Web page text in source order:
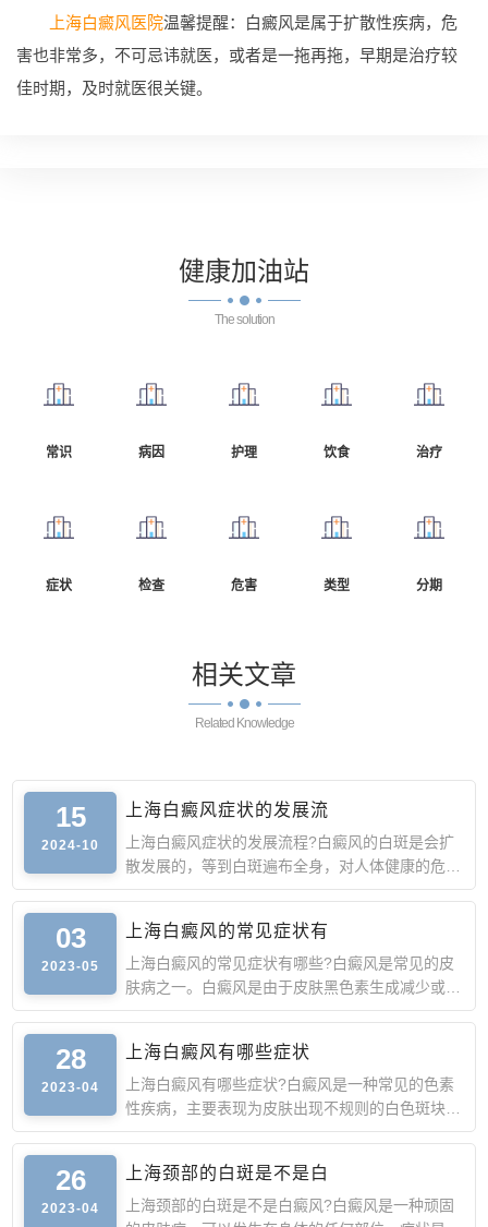
上海白癜风医院温馨提醒：白癜风是属于扩散性疾病，危
害也非常多，不可忌讳就医，或者是一拖再拖，早期是治疗较
佳时期，及时就医很关键。
健康加油站
The solution
常识 病因 护理 饮食 治疗
症状 检查 危害 类型 分期
相关文章
Related Knowledge
15
2024-10
上海白癜风症状的发展流
上海白癜风症状的发展流程?白癜风的白斑是会扩
散发展的，等到白斑遍布全身，对人体健康的危害
就非常大了。因此
03
2023-05
上海白癜风的常见症状有
上海白癜风的常见症状有哪些?白癜风是常见的皮
肤病之一。白癜风是由于皮肤黑色素生成减少或消
失而引起的局部或
28
2023-04
上海白癜风有哪些症状
上海白癜风有哪些症状?白癜风是一种常见的色素
性疾病，主要表现为皮肤出现不规则的白色斑块，
病情严重时还会出
26
2023-04
上海颈部的白斑是不是白
上海颈部的白斑是不是白癜风?白癜风是一种顽固